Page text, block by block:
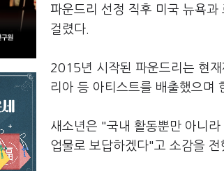
파운드리 선정 직후 미국 뉴욕
걸렸다.
2015년 시작된 파운드리는 현
리아 등 아티스트를 배출했으며
새소년은 "국내 활동뿐만 아니
업물로 보답하겠다"고 소감을 전